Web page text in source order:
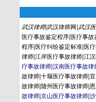
武汉律师|武汉律师网 武汉
医疗事故鉴定程序 医疗事故
程序 医疗纠纷鉴定标准 医
律师 |江岸医疗事故律师 |江
疗事故律师 |汉南医疗事故律
故律师 |十堰医疗事故律师 |
故律师 随州医疗事故律师 |
故律师 |京山医疗事故律师 |